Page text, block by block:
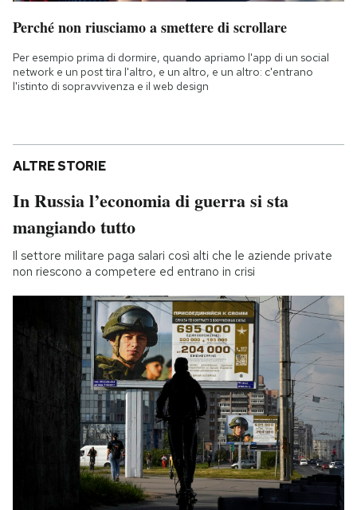
Perché non riusciamo a smettere di scrollare
Per esempio prima di dormire, quando apriamo l'app di un social
network e un post tira l'altro, e un altro, e un altro: c'entrano
l'istinto di sopravvivenza e il web design
ALTRE STORIE
In Russia l’economia di guerra si sta
mangiando tutto
Il settore militare paga salari così alti che le aziende private
non riescono a competere ed entrano in crisi